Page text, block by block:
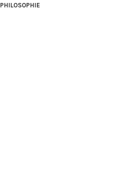
PHILOSOPHIE